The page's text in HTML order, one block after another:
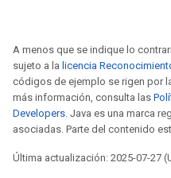
A menos que se indique lo
sujeto a la licencia
códigos de ejemplo se rigen por
más información, consulta las
Developers. Java es una marca
asociadas. Parte del contenido
Última actualización: 2025-07-27